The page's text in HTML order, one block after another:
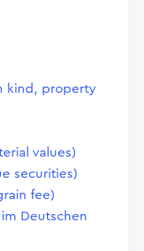
kind, property
values)
securities)
fee)
Deutschen